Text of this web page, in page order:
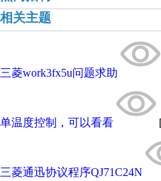
相关主题
三菱work3fx5u问题求助
单温度控制，可以看看
三菱通迅协议程序QJ71C24N